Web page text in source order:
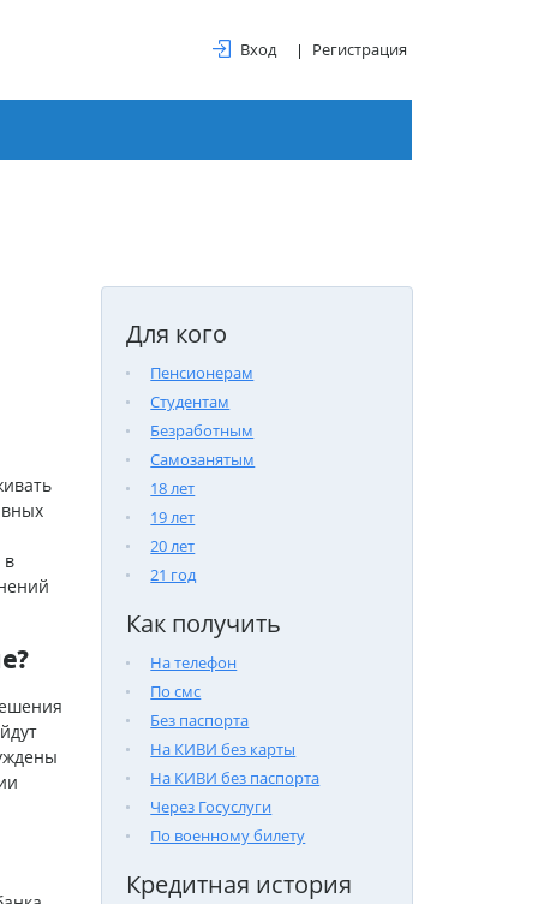
Вход Регистрация
Для кого
Пенсионерам
Студентам
Безработным
Самозанятым
18 лет
19 лет
20 лет
21 год
Как получить
На телефон
По смс
Без паспорта
На КИВИ без карты
На КИВИ без паспорта
Через Госуслуги
По военному билету
Кредитная история
в